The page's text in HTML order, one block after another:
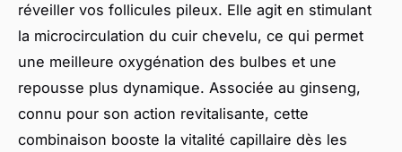
réveiller vos follicules pileux. Elle agit en stimulant
la microcirculation du cuir chevelu, ce qui permet
une meilleure oxygénation des bulbes et une
repousse plus dynamique. Associée au ginseng,
connu pour son action revitalisante, cette
combinaison booste la vitalité capillaire dès les